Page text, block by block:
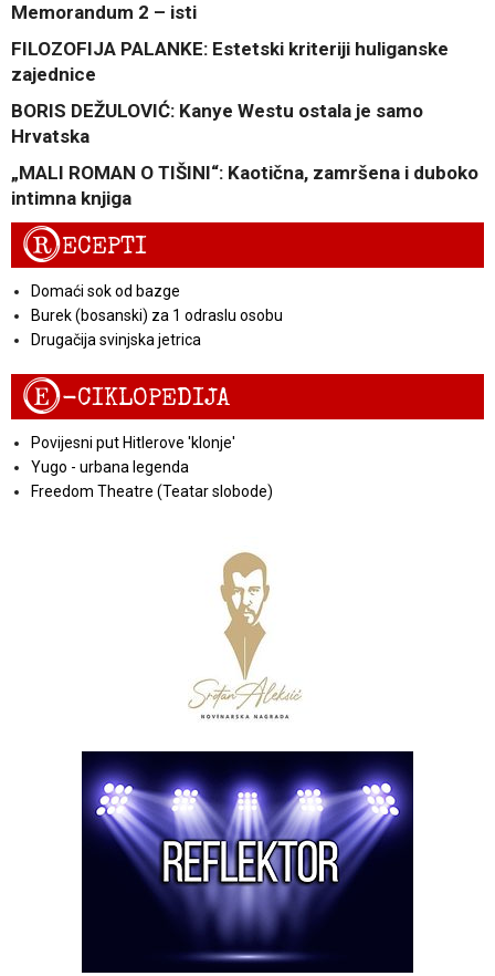
Memorandum 2 – isti
FILOZOFIJA PALANKE: Estetski kriteriji huliganske
zajednice
BORIS DEŽULOVIĆ: Kanye Westu ostala je samo
Hrvatska
„MALI ROMAN O TIŠINI“: Kaotična, zamršena i duboko
intimna knjiga
RECEPTI
Domaći sok od bazge
Burek (bosanski) za 1 odraslu osobu
Drugačija svinjska jetrica
E-CIKLOPEDIJA
Povijesni put Hitlerove 'klonje'
Yugo - urbana legenda
Freedom Theatre (Teatar slobode)